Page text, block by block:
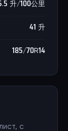
升/100公里
41 升
185/70R14
с